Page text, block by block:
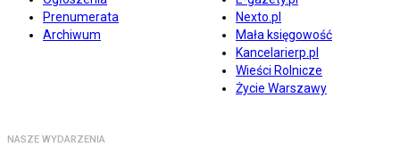
Prenumerata
Archiwum
Nexto.pl
Mała księgowość
Kancelarierp.pl
Wieści Rolnicze
Życie Warszawy
NASZE WYDARZENIA